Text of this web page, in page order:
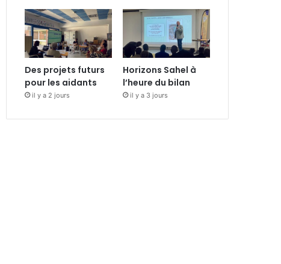
Des projets futurs
pour les aidants
il y a 2 jours
Horizons Sahel à
l’heure du bilan
il y a 3 jours